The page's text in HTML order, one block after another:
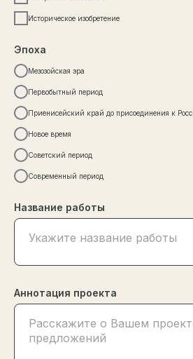
Историческое изобретение
Эпоха
Мезозойская эра
Первобытный период
Приенисейский край до присоединения к
Новое время
Советский период
Современный период
Название работы
Аннотация проекта